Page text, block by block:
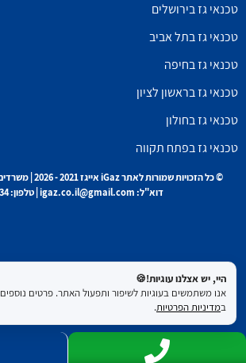
טכנאי גז בירושלים
טכנאי גז בתל אביב
טכנאי גז בחיפה
טכנאי גז בראשון לציון
טכנאי גז בחולון
טכנאי גז בפתח תקווה
דוא"ל: igaz.co.il@gmail.com | טלפון: 077-4706234
היי, יש אצלנו עוגיות!🍪
אנו משתמשים בעוגיות לשיפור ותפעול האתר. פרטים נוספים
במדיניות הפרטיות.